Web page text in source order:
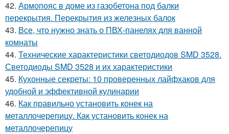
42. Армопояс в доме из газобетона под балки
перекрытия. Перекрытия из железных балок
43. Все, что нужно знать о ПВХ-панелях для ванной
комнаты
44. Технические характеристики светодиодов SMD 3528.
Светодиоды SMD 3528 и их характеристики
45. Кухонные секреты: 10 проверенных лайфхаков для
удобной и эффективной кулинарии
46. Как правильно установить конек на
металлочерепицу. Как установить конек на
металлочерепицу